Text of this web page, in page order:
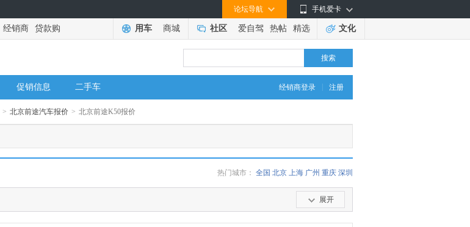
手机爱卡
论坛导航
经销商 贷款购 用车 商城 社区 爱自驾 热帖 精选 文化
搜索
经销商登录 注册
促销信息 二手车
> 北京前途汽车报价 > 北京前途K50报价
热门城市： 全国 北京 上海 广州 重庆 深圳
展开